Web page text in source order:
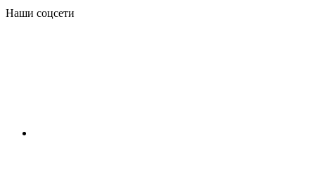
Наши соцсети